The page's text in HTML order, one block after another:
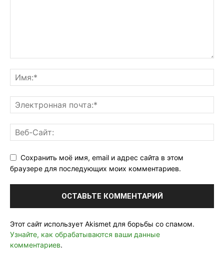
Сохранить моё имя, email и адрес сайта в этом
браузере для последующих моих комментариев.
Этот сайт использует Akismet для борьбы со спамом.
Узнайте, как обрабатываются ваши данные
комментариев.